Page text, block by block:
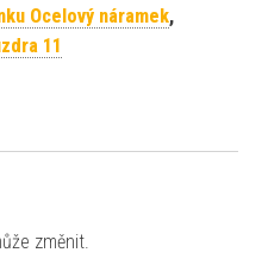
Ocelový náramek,
11
změnit.